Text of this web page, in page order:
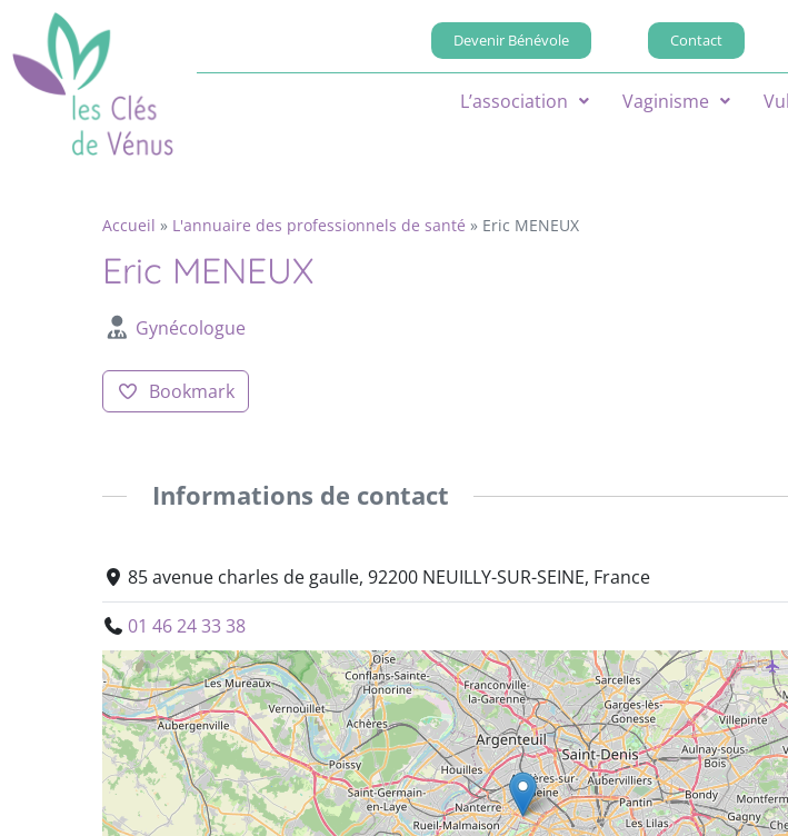
Devenir Bénévole Contact
L’association Vaginisme
Accueil » L'annuaire des professionnels de santé » Eric MENEUX
Eric MENEUX
Gynécologue
Bookmark
Informations de contact
85 avenue charles de gaulle, 92200 NEUILLY-SUR-SEINE, France
01 46 24 33 38